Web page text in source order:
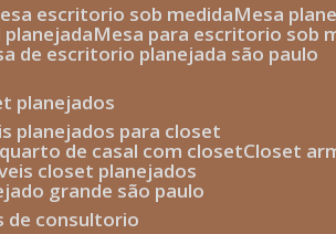
mesa escritorio sob medida mesa
planejada mesa para escritorio sob
de escritorio planejada são paulo
planejados
planejados para closet
quarto de casal com closet closet
closet planejados
grande são paulo
de consultorio